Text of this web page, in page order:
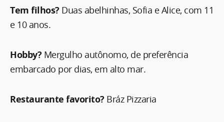
Tem filhos? Duas abelhinhas, Sofia e Alice, com 11
e 10 anos.
Hobby? Mergulho autônomo, de preferência
embarcado por dias, em alto mar.
Restaurante favorito? Bráz Pizzaria